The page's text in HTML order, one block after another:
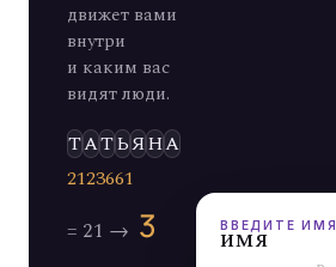
движет вами
внутри
и каким вас
видят люди.
ЭЛЬДАР
ВВЕДИТЕ ИМЯ
имя